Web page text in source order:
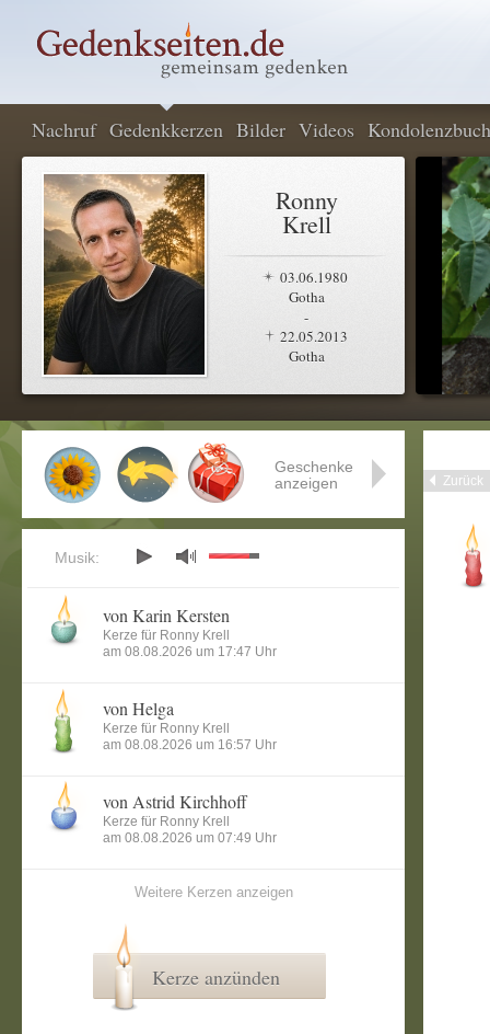
Nachruf Gedenkkerzen Bilder Videos Kondolenzbuch
Ronny
Krell
03.06.1980
Gotha
-
22.05.2013
Gotha
Zurück
Geschenke
anzeigen
Musik:
von Karin Kersten
Kerze für Ronny Krell
am 08.08.2026 um 17:47 Uhr
von Helga
Kerze für Ronny Krell
am 08.08.2026 um 16:57 Uhr
von Astrid Kirchhoff
Kerze für Ronny Krell
am 08.08.2026 um 07:49 Uhr
Weitere Kerzen anzeigen
Kerze anzünden